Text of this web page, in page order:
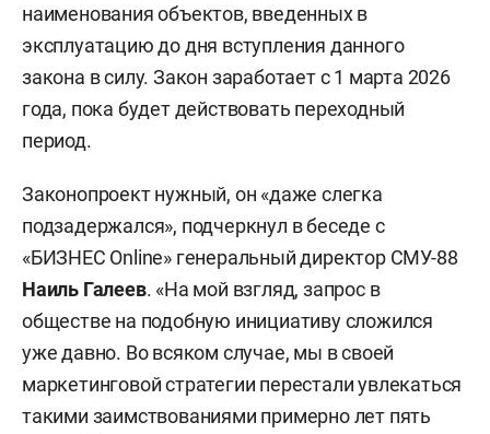
наименования объектов, введенных в
эксплуатацию до дня вступления данного
закона в силу. Закон заработает с 1 марта 2026
года, пока будет действовать переходный
период.
Законопроект нужный, он «даже слегка
подзадержался», подчеркнул в беседе с
«БИЗНЕС Online» генеральный директор СМУ-88
Наиль Галеев. «На мой взгляд, запрос в
обществе на подобную инициативу сложился
уже давно. Во всяком случае, мы в своей
маркетинговой стратегии перестали увлекаться
такими заимствованиями примерно лет пять